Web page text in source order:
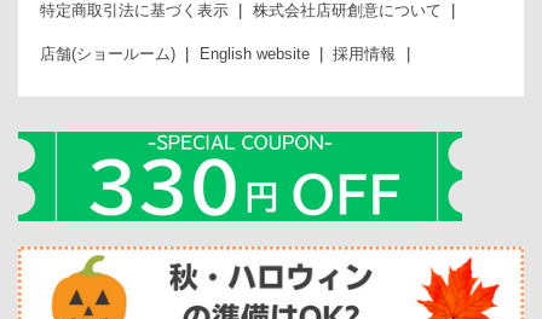
特定商取引法に基づく表示 株式会社店研創意について
店舗(ショールーム) English website 採用情報